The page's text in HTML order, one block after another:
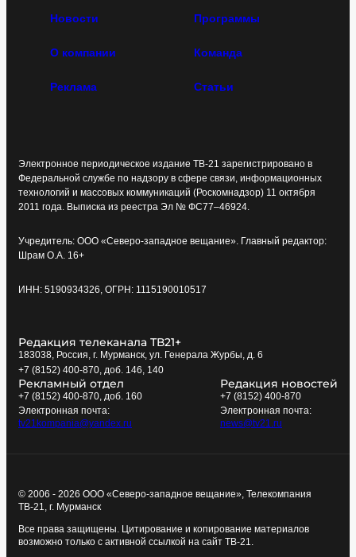
Новости Программы
О компании Команда
Реклама Статьи
Электронное периодическое издание ТВ-21 зарегистрировано в
Федеральной службе по надзору в сфере связи, информационных
технологий и массовых коммуникаций (Роскомнадзор) 11 октября
2011 года. Выписка из реестра Эл № ФС77–46924.
Учредитель: ООО «Северо-западное вещание». Главный редактор:
Шрам О.А. 16+
ИНН: 5190934326, ОГРН: 1115190010517
Редакция телеканала ТВ21+
183038, Россия, г. Мурманск, ул. Генерала Журбы, д. 6
+7 (8152) 400-870, доб. 146, 140
Рекламный отдел
+7 (8152) 400-870, доб. 160
Электронная почта:
tv21kompania@yandex.ru
Редакция новостей
+7 (8152) 400-870
Электронная почта:
news@tv21.ru
© 2006 - 2026 ООО «Северо-западное вещание», Телекомпания
ТВ-21, г. Мурманск
Все права защищены. Цитирование и копирование материалов
возможно только с активной ссылкой на сайт ТВ-21.